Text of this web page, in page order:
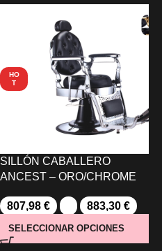
HO
T
SILLÓN CABALLERO
ANCEST – ORO/CHROME
807,98 € 883,30 €
SELECCIONAR OPCIONES